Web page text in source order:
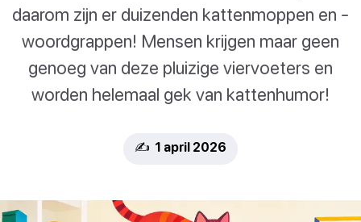
daarom zijn er duizenden kattenmoppen en -
woordgrappen! Mensen krijgen maar geen
genoeg van deze pluizige viervoeters en
worden helemaal gek van kattenhumor!
✍️ 1 april 2026